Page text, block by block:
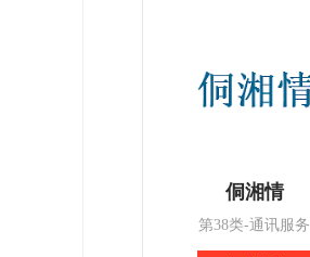
侗湘情
第38类-通讯服务